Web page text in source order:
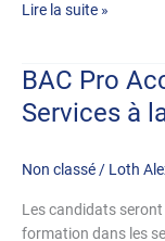
Lire la suite »
BAC Pro
Services à
Non classé / Loth
Les candidats seront
formation dans les
BAC
Pro
Accompagnement
Services
la